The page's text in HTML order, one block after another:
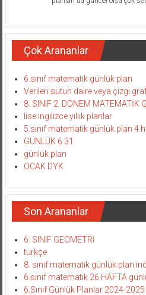
Çok Arananlar
6.sınıf matematik günlük plan
Verileri sütun daire veya çizgi
8. SINIF 2. DÖNEM MATEMATİK
lise ingilizce yıllık planlar
5.sınıf matematik günlük plan
GÜNLÜK 6 31
günlük plan
OCAK DYK
Son Arananlar
6. SINIF GEOMETRİ
turkçe
8. sınıf matematik günlük plan
6.sınıf matematik 26.HAFTA
6.Sınıf Günlük Planlar 2024-2025